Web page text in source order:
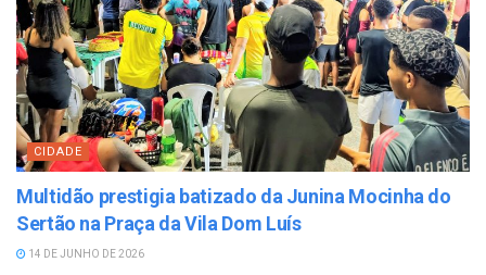
CIDADE
Multidão prestigia batizado da Junina Mocinha do
Sertão na Praça da Vila Dom Luís
14 DE JUNHO DE 2026